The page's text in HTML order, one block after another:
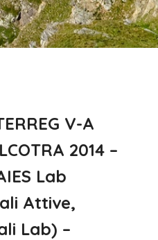
V-A
2014 –
Lab
Attive,
Lab) –